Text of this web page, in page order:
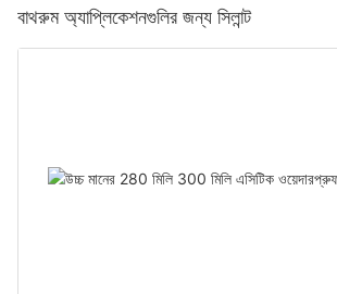
বাথরুম অ্যাপ্লিকেশনগুলির জন্য সিলান্ট